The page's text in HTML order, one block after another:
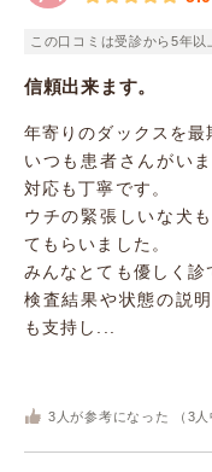
この口コミは受診から5年以
信頼出来ます。
年寄りのダックスを最
いつも患者さんがい
対応も丁寧です。
ウチの緊張しいな犬
てもらいました。
みんなとても優しく診
検査結果や状態の説
も支持し...
3 人が参考になった （ 3 人